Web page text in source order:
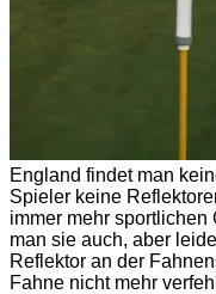
England findet man
Spieler keine
immer mehr
man sie auch, aber
Reflektor an der
Fahne nicht mehr